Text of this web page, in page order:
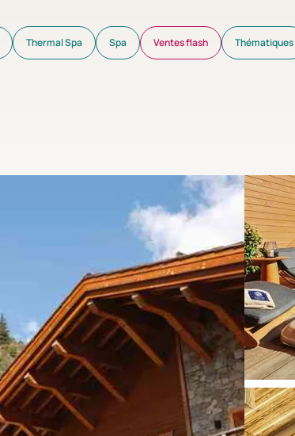
Thermal Spa Spa Ventes flash Thématiques